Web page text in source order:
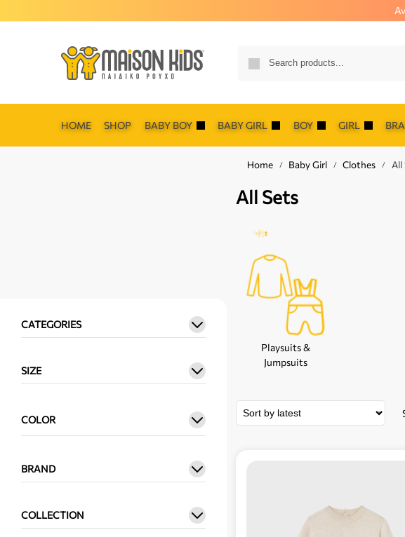
HOME SHOP BABY BOY BABY GIRL BOY GIRL
Home / Baby Girl / Clothes / All
All Sets
Playsuits &
Jumpsuits
CATEGORIES
SIZE
COLOR
BRAND
COLLECTION